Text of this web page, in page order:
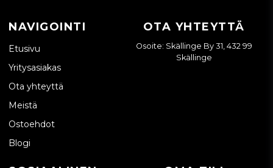
NAVIGOINTI
Etusivu
Yritysasiakas
Ota yhteyttä
Meistä
Ostoehdot
Blogi
OTA YHTEYTTÄ
Osoite: Skällinge By 31, 432 99
Skällinge